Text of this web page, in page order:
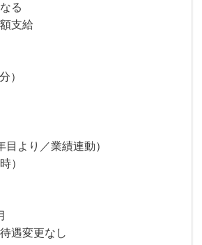
る
支給
）
目より／業績連動）
）
遇変更なし